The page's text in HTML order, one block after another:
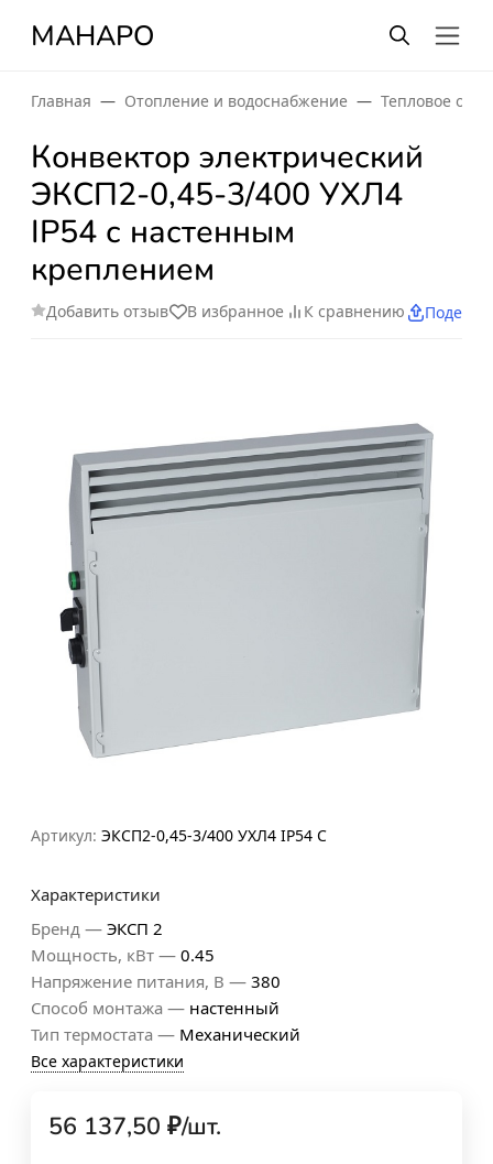
МАНАРО
Главная Отопление и водоснабжение Тепловое
Конвектор электрический
ЭКСП2-0,45-3/400 УХЛ4
IP54 с настенным
креплением
Добавить отзыв В избранное К сравнению
Артикул: ЭКСП2-0,45-3/400 УХЛ4 IP54 С
Характеристики
Бренд — ЭКСП 2
Мощность, кВт — 0.45
Напряжение питания, В — 380
Способ монтажа — настенный
Тип термостата — Механический
Все характеристики
56 137,50 ₽/шт.